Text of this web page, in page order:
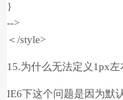
}
-->
＜/style>
15.为什么无法定义1px
IE6下这个问题是因为默